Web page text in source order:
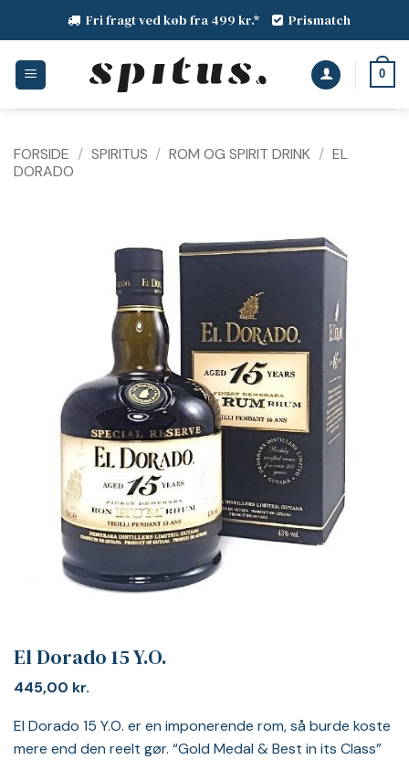
indhold
Fri fragt ved køb fra 499 kr.* Prismatch
0
FORSIDE / SPIRITUS / ROM OG SPIRIT DRINK / EL
DORADO
El Dorado 15 Y.O.
445,00 kr.
El Dorado 15 Y.O. er en imponerende rom, så burde koste
mere end den reelt gør. “Gold Medal & Best in its Class”